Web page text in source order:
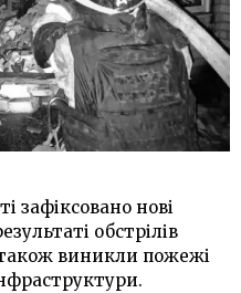
зафіксовано нові
обстрілів
виникли пожежі